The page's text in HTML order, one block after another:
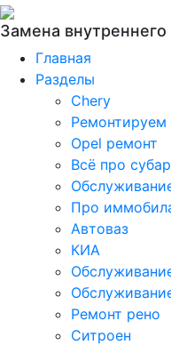
Замена
Главная
Разделы
Chery
Opel ремонт
Всё про
Про
Автоваз
КИА
Ремонт рено
Ситроен